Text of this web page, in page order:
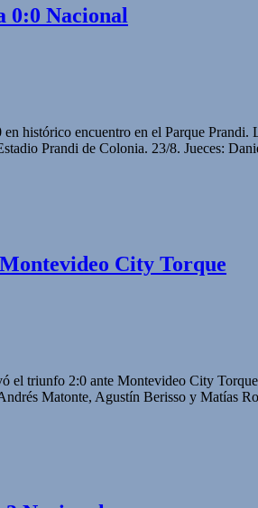
0:0 Nacional
histórico encuentro en el Parque
Prandi de Colonia. 23/8. Jueces:
City Torque
el triunfo 2:0 ante Montevideo City
Matonte, Agustín Berisso y